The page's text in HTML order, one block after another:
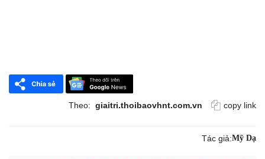
Theo: giaitri.thoibaovhnt.com.vn copy link
Tác giả:Mỹ Dạ